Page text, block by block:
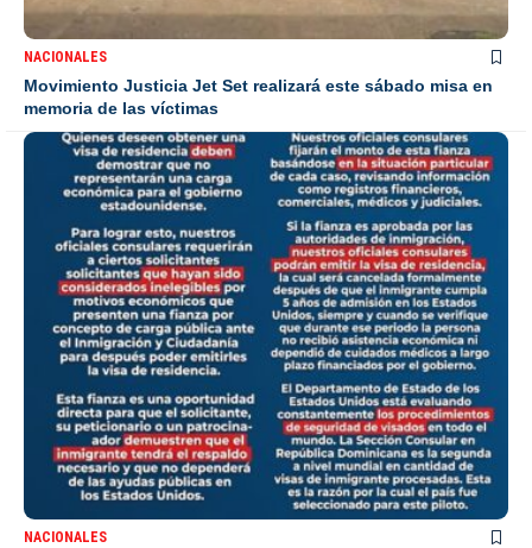
NACIONALES
Movimiento Justicia Jet Set realizará este sábado misa en
memoria de las víctimas
NACIONALES